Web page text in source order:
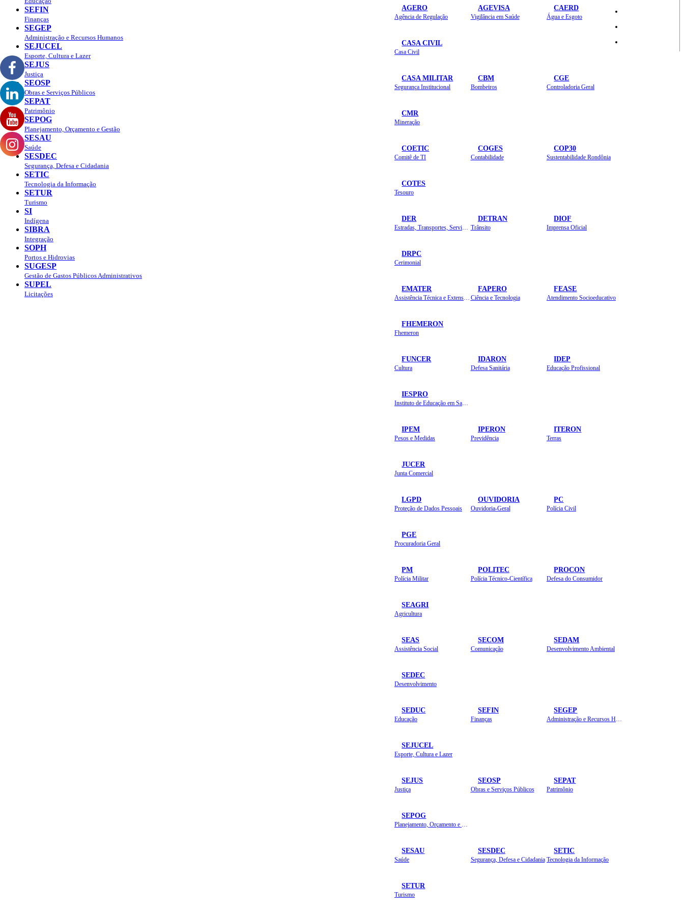
AGERO
Agência de Regulação
AGEVISA
Vigilância em Saúde
CAERD
Água e Esgoto
CASA CIVIL
Casa Civil
CASA MILITAR
Segurança Institucional
CBM
Bombeiros
CGE
Controladoria Geral
CMR
Mineração
COETIC
Comitê de TI
COGES
Contabilidade
COP30
Sustentabilidade Rondônia
COTES
Tesouro
DER DETRAN
Trânsito
DIOF
Imprensa Oficial
DRPC
Cerimonial
EMATER FAPERO
Ciência e Tecnologia
FEASE
Atendimento Socioeducativo
FHEMERON
Fhemeron
FUNCER
Cultura
IDARON
Defesa Sanitária
IDEP
Educação Profissional
IESPRO
IPEM
Pesos e Medidas
IPERON
Previdência
ITERON
Terras
JUCER
Junta Comercial
LGPD
Proteção de Dados Pessoais
OUVIDORIA
Ouvidoria-Geral
PC
Polícia Civil
PGE
Procuradoria Geral
PM
Polícia Militar
POLITEC
Polícia Técnico-Científica
PROCON
Defesa do Consumidor
SEAGRI
Agricultura
SEAS
Assistência Social
SECOM
Comunicação
SEDAM
Desenvolvimento Ambiental
SEDEC
Desenvolvimento
SEDUC
Educação
SEFIN
Finanças
SEGEP
SEJUCEL
Esporte, Cultura e Lazer
SEJUS
Justiça
SEOSP
Obras e Serviços Públicos
SEPAT
Patrimônio
SEPOG
SESAU
Saúde
SESDEC
Segurança, Defesa e Cidadania
SETIC
Tecnologia da Informação
SETUR
Turismo
SEFIN
Finanças
SEGEP
Administração e Recursos Humanos
SEJUCEL
Esporte, Cultura e Lazer
SEJUS
Justiça
SEOSP
Obras e Serviços Públicos
SEPAT
Patrimônio
SEPOG
Planejamento, Orçamento e Gestão
SESAU
Saúde
SESDEC
Segurança, Defesa e Cidadania
SETIC
Tecnologia da Informação
SETUR
Turismo
SI
Indígena
SIBRA
Integração
SOPH
Portos e Hidrovias
SUGESP
Gestão de Gastos Públicos Administrativos
SUPEL
Licitações